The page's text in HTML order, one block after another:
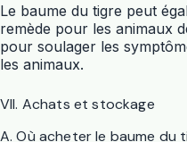
Le baume du tigre peut
remède pour les animaux
pour soulager les
les animaux.
VII. Achats et stockage
A. Où acheter le baume du